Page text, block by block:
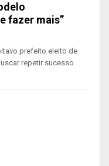
fazer mais”
prefeito eleito de
repetir sucesso